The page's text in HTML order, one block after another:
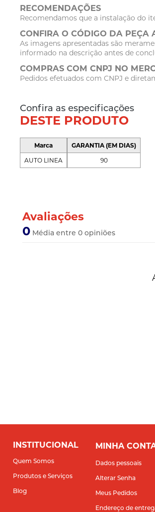
RECOMENDAÇÕES
Recomendamos que a instalação do
CONFIRA O CÓDIGO DA PEÇA
As imagens apresentadas são
informado na descrição antes de
COMPRAS COM CNPJ NO
Pedidos efetuados com CNPJ e
Confira as especificações
DESTE PRODUTO
Marca
AUTO LINEA
GARANTIA (EM DIAS)
90
Avaliações
0 Média entre 0 opiniões
INSTITUCIONAL
Quem Somos
Produtos e Serviços
Blog
MINHA
Dados pessoais
Alterar Senha
Meus Pedidos
Endereço de